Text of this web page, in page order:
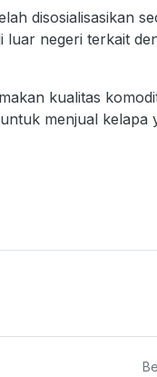
disosialisasikan
luar negeri terkait
kualitas
menjual kelapa